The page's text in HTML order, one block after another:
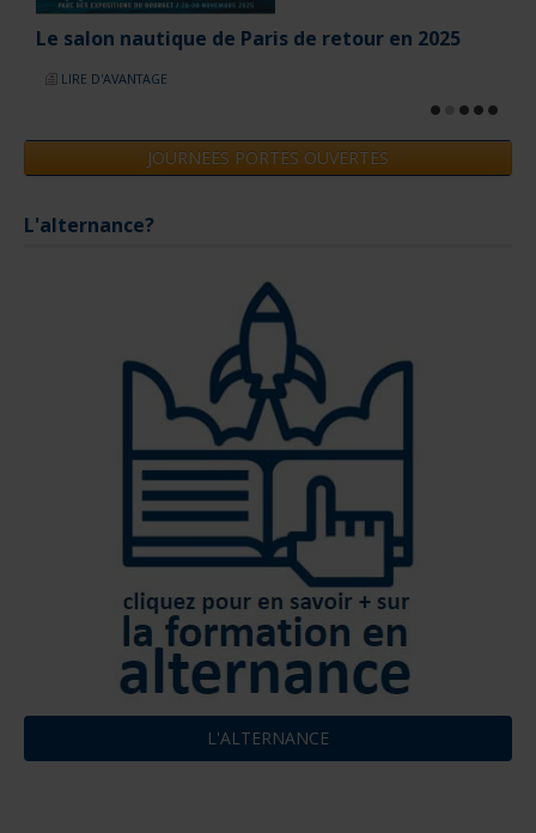
Le salon nautique de Paris de retour en 2025
LIRE D'AVANTAGE
JOURNEES PORTES OUVERTES
L'alternance?
L'ALTERNANCE